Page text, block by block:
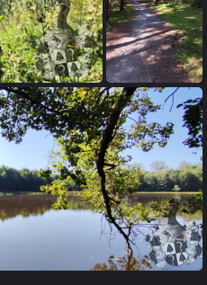
Begegnen - Bewegen - Besinnen